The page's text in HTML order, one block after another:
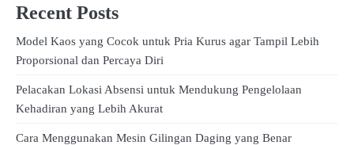
Recent Posts
Model Kaos yang Cocok untuk Pria Kurus agar Tampil Lebih
Proporsional dan Percaya Diri
Pelacakan Lokasi Absensi untuk Mendukung Pengelolaan
Kehadiran yang Lebih Akurat
Cara Menggunakan Mesin Gilingan Daging yang Benar